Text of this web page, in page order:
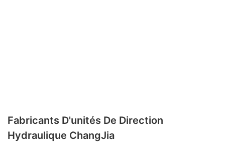
Fabricants D'unités De Direction
Hydraulique ChangJia